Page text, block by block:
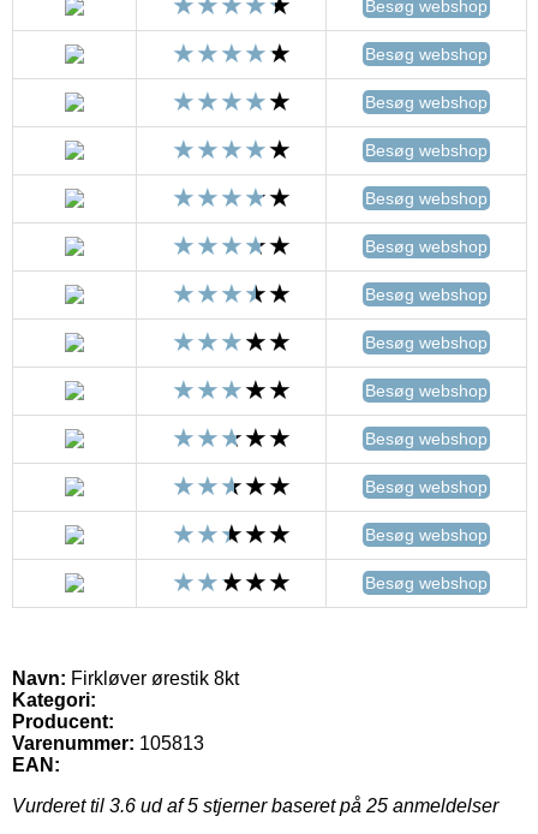
Besøg webshop
Besøg webshop
Besøg webshop
Besøg webshop
Besøg webshop
Besøg webshop
Besøg webshop
Besøg webshop
Besøg webshop
Besøg webshop
Besøg webshop
Besøg webshop
Besøg webshop
Navn: Firkløver ørestik 8kt
Kategori:
Producent:
Varenummer: 105813
EAN:
Vurderet til 3.6 ud af 5 stjerner baseret på 25 anmeldelser